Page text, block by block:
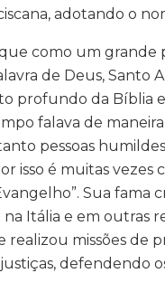
adotando o
como um grande
de Deus, Santo
profundo da Bíblia
falava de
pessoas
isso é muitas vezes
Sua fama
Itália e em outras
realizou missões de
defendendo